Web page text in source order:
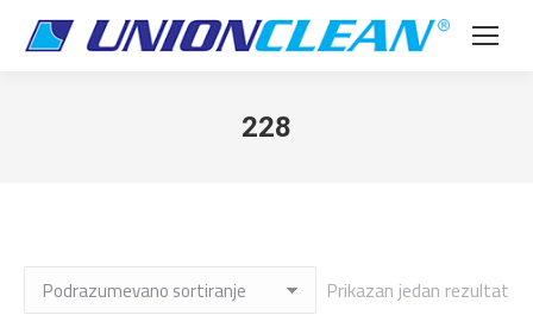
228
Prikazan jedan rezultat